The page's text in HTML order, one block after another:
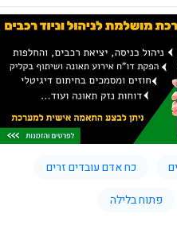
כח אדם עובדים זרים
פתוח בלילה